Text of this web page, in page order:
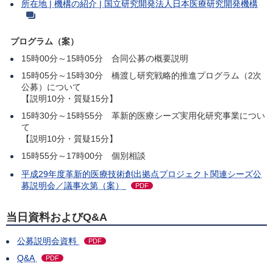
所在地 | 機構の紹介 | 国立研究開発法人日本医療研究開発機構
プログラム（案）
15時00分～15時05分 合同公募の概要説明
15時05分～15時30分 橋渡し研究戦略的推進プログラム（2次
公募）について
【説明10分・質疑15分】
15時30分～15時55分 革新的医療シーズ実用化研究事業につい
て
【説明10分・質疑15分】
15時55分～17時00分 個別相談
平成29年度革新的医療技術創出拠点プロジェクト関連シーズ公
募説明会／議事次第（案）
PDF
当日資料およびQ&A
公募説明会資料 PDF
Q&A PDF